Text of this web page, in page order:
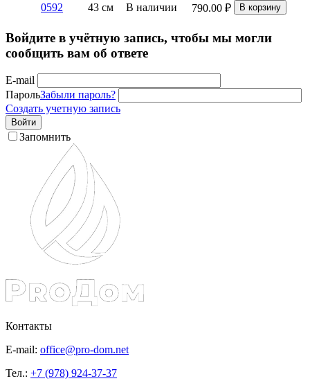
0592
43 см В наличии 790.00 ₽ В корзину
Войдите в учётную запись, чтобы мы могли
сообщить вам об ответе
E-mail
ПарольЗабыли пароль?
Создать учетную запись
Войти
Запомнить
Контакты
E-mail: office@pro-dom.net
Тел.: +7 (978) 924-37-37